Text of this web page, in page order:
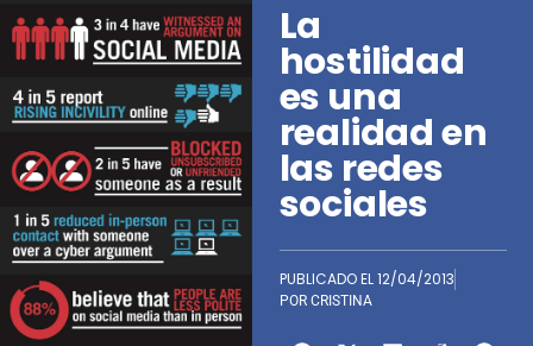
La
hostilidad
es una
realidad en
las redes
sociales
PUBLICADO EL12/04/2013
POR CRISTINA